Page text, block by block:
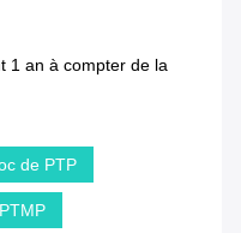
1 an à compter de la
de PTP